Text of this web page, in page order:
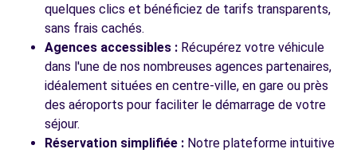
quelques clics et bénéficiez de tarifs transparents,
sans frais cachés.
Agences accessibles : Récupérez votre véhicule
dans l'une de nos nombreuses agences partenaires,
idéalement situées en centre-ville, en gare ou près
des aéroports pour faciliter le démarrage de votre
séjour.
Réservation simplifiée : Notre plateforme intuitive